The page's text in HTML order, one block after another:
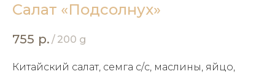
Салат «Подсолнух»
755 р. / 200 g
Китайский салат, семга с/с, маслины, яйцо,